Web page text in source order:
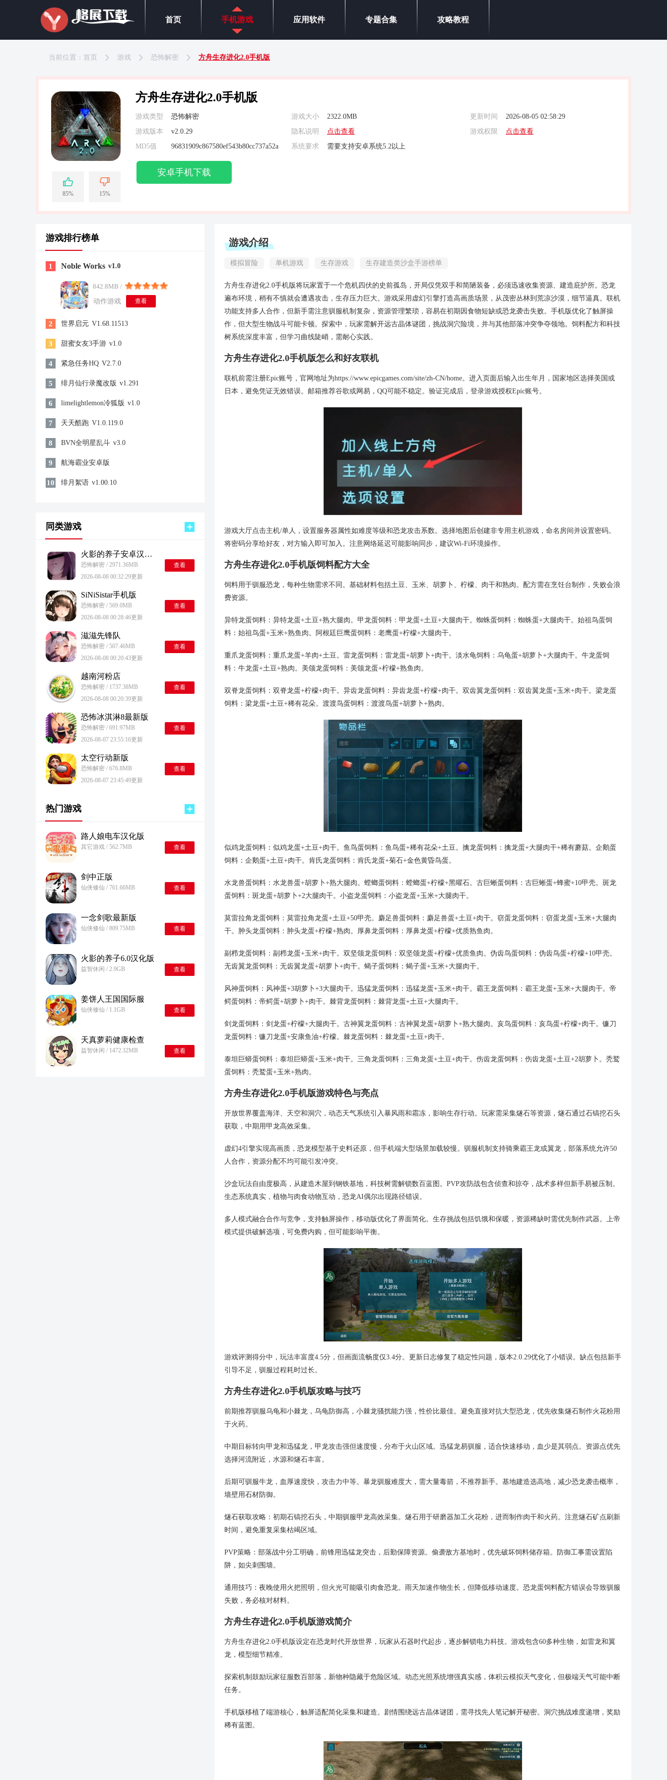
首页 手机游戏 应用软件 专题合集 攻略教程
当前位置： 首页 游戏 恐怖解密 方舟生存进化2.0手机版
85% 15%
方舟生存进化2.0手机版
游戏类型 恐怖解密 游戏大小 2322.0MB 更新时间
2026-08-05 02:58:29
游戏版本
v2.0.29 隐私说明 点击查看 游戏权限
点击查看
MD5值
96831909c867580ef543b80cc737a52a 系统要求 需要支持安卓系统5.2以上
安卓手机下载
游戏排行榜单
1 Noble Works v1.0
842.8MB /
动作游戏
查看
2 世界启元 V1.68.11513
3 甜蜜女友3手游 v1.0
4 紧急任务HQ V2.7.0
5 绯月仙行录魔改版 v1.291
6 limelightlemon冷狐版 v1.0
7 天天酷跑 V1.0.119.0
8 BVN全明星乱斗 v3.0
9 航海霸业安卓版
10 绯月絮语 v1.00.10
同类游戏
火影的养子安卓汉化版
恐怖解密 / 2971.36MB
2026-08-08 00:32:29更新
查看
SiNiSistar手机版
恐怖解密 / 569.0MB
2026-08-08 00:28:46更新
查看
滋滋先锋队
恐怖解密 / 507.46MB
2026-08-08 00:20:43更新
查看
越南河粉店
恐怖解密 / 1737.38MB
2026-08-08 00:20:39更新
查看
恐怖冰淇淋8最新版
恐怖解密 / 691.97MB
2026-08-07 23:55:16更新
查看
太空行动新版
恐怖解密 / 676.8MB
2026-08-07 23:45:49更新
查看
热门游戏
路人娘电车汉化版
其它游戏 / 562.7MB 查看
剑中正版
仙侠修仙 / 761.66MB 查看
一念剑歌最新版
仙侠修仙 / 809.75MB 查看
火影的养子6.0汉化版
益智休闲 / 2.9GB 查看
姜饼人王国国际服
仙侠修仙 / 1.1GB 查看
天真萝莉健康检查
益智休闲 / 1472.32MB 查看
游戏介绍
模拟冒险 单机游戏 生存游戏 生存建造类沙盒手游榜单
方舟生存进化2.0手机版将玩家置于一个危机四伏的史前孤岛，开局仅凭双手和简陋装备，必须迅速收集资源、建造庇护所。恐龙
遍布环境，稍有不慎就会遭遇攻击，生存压力巨大。游戏采用虚幻引擎打造高画质场景，从茂密丛林到荒凉沙漠，细节逼真。联机
功能支持多人合作，但新手需注意驯服机制复杂，资源管理繁琐，容易在初期因食物短缺或恐龙袭击失败。手机版优化了触屏操
作，但大型生物战斗可能卡顿。探索中，玩家需解开远古晶体谜团，挑战洞穴险境，并与其他部落冲突争夺领地。饲料配方和科技
树系统深度丰富，但学习曲线陡峭，需耐心实践。
方舟生存进化2.0手机版怎么和好友联机
联机前需注册Epic账号，官网地址为https://www.epicgames.com/site/zh-CN/home。进入页面后输入出生年月，国家地区选择美国或
日本，避免凭证无效错误。邮箱推荐谷歌或网易，QQ可能不稳定。验证完成后，登录游戏授权Epic账号。
游戏大厅点击主机/单人，设置服务器属性如难度等级和恐龙攻击系数。选择地图后创建非专用主机游戏，命名房间并设置密码。
将密码分享给好友，对方输入即可加入。注意网络延迟可能影响同步，建议Wi-Fi环境操作。
方舟生存进化2.0手机版饲料配方大全
饲料用于驯服恐龙，每种生物需求不同。基础材料包括土豆、玉米、胡萝卜、柠檬、肉干和熟肉。配方需在烹饪台制作，失败会浪
费资源。
异特龙蛋饲料：异特龙蛋+土豆+熟大腿肉。甲龙蛋饲料：甲龙蛋+土豆+大腿肉干。蜘蛛蛋饲料：蜘蛛蛋+大腿肉干。始祖鸟蛋饲
料：始祖鸟蛋+玉米+熟鱼肉。阿根廷巨鹰蛋饲料：老鹰蛋+柠檬+大腿肉干。
重爪龙蛋饲料：重爪龙蛋+羊肉+土豆。雷龙蛋饲料：雷龙蛋+胡萝卜+肉干。淡水龟饲料：乌龟蛋+胡萝卜+大腿肉干。牛龙蛋饲
料：牛龙蛋+土豆+熟肉。美颌龙蛋饲料：美颌龙蛋+柠檬+熟鱼肉。
双脊龙蛋饲料：双脊龙蛋+柠檬+肉干。异齿龙蛋饲料：异齿龙蛋+柠檬+肉干。双齿翼龙蛋饲料：双齿翼龙蛋+玉米+肉干。梁龙蛋
饲料：梁龙蛋+土豆+稀有花朵。渡渡鸟蛋饲料：渡渡鸟蛋+胡萝卜+熟肉。
似鸡龙蛋饲料：似鸡龙蛋+土豆+肉干。鱼鸟蛋饲料：鱼鸟蛋+稀有花朵+土豆。擒龙蛋饲料：擒龙蛋+大腿肉干+稀有蘑菇。企鹅蛋
饲料：企鹅蛋+土豆+肉干。肯氏龙蛋饲料：肯氏龙蛋+菊石+金色黄昏鸟蛋。
水龙兽蛋饲料：水龙兽蛋+胡萝卜+熟大腿肉。螳螂蛋饲料：螳螂蛋+柠檬+黑曜石。古巨蜥蛋饲料：古巨蜥蛋+蜂蜜+10甲壳。斑龙
蛋饲料：斑龙蛋+胡萝卜+2大腿肉干。小盗龙蛋饲料：小盗龙蛋+玉米+大腿肉干。
莫雷拉角龙蛋饲料：莫雷拉角龙蛋+土豆+50甲壳。麝足兽蛋饲料：麝足兽蛋+土豆+肉干。窃蛋龙蛋饲料：窃蛋龙蛋+玉米+大腿肉
干。肿头龙蛋饲料：肿头龙蛋+柠檬+熟肉。厚鼻龙蛋饲料：厚鼻龙蛋+柠檬+优质熟鱼肉。
副栉龙蛋饲料：副栉龙蛋+玉米+肉干。双坚颌龙蛋饲料：双坚颌龙蛋+柠檬+优质鱼肉。伪齿鸟蛋饲料：伪齿鸟蛋+柠檬+10甲壳。
无齿翼龙蛋饲料：无齿翼龙蛋+胡萝卜+肉干。蝎子蛋饲料：蝎子蛋+玉米+大腿肉干。
风神蛋饲料：风神蛋+3胡萝卜+3大腿肉干。迅猛龙蛋饲料：迅猛龙蛋+玉米+肉干。霸王龙蛋饲料：霸王龙蛋+玉米+大腿肉干。帝
鳄蛋饲料：帝鳄蛋+胡萝卜+肉干。棘背龙蛋饲料：棘背龙蛋+土豆+大腿肉干。
剑龙蛋饲料：剑龙蛋+柠檬+大腿肉干。古神翼龙蛋饲料：古神翼龙蛋+胡萝卜+熟大腿肉。亥鸟蛋饲料：亥鸟蛋+柠檬+肉干。镰刀
龙蛋饲料：镰刀龙蛋+安康鱼油+柠檬。棘龙蛋饲料：棘龙蛋+土豆+肉干。
泰坦巨蟒蛋饲料：泰坦巨蟒蛋+玉米+肉干。三角龙蛋饲料：三角龙蛋+土豆+肉干。伤齿龙蛋饲料：伤齿龙蛋+土豆+2胡萝卜。秃鹫
蛋饲料：秃鹫蛋+玉米+熟肉。
方舟生存进化2.0手机版游戏特色与亮点
开放世界覆盖海洋、天空和洞穴，动态天气系统引入暴风雨和霜冻，影响生存行动。玩家需采集燧石等资源，燧石通过石镐挖石头
获取，中期用甲龙高效采集。
虚幻4引擎实现高画质，恐龙模型基于史料还原，但手机端大型场景加载较慢。驯服机制支持骑乘霸王龙或翼龙，部落系统允许50
人合作，资源分配不均可能引发冲突。
沙盒玩法自由度极高，从建造木屋到钢铁基地，科技树需解锁数百蓝图。PVP攻防战包含侦查和掠夺，战术多样但新手易被压制。
生态系统真实，植物与肉食动物互动，恐龙AI偶尔出现路径错误。
多人模式融合合作与竞争，支持触屏操作，移动版优化了界面简化。生存挑战包括饥饿和保暖，资源稀缺时需优先制作武器。上帝
模式提供破解选项，可免费内购，但可能影响平衡。
游戏评测得分中，玩法丰富度4.5分，但画面流畅度仅3.4分。更新日志修复了稳定性问题，版本2.0.29优化了小错误。缺点包括新手
引导不足，驯服过程耗时过长。
方舟生存进化2.0手机版攻略与技巧
前期推荐驯服乌龟和小棘龙，乌龟防御高，小棘龙骚扰能力强，性价比最佳。避免直接对抗大型恐龙，优先收集燧石制作火花粉用
于火药。
中期目标转向甲龙和迅猛龙，甲龙攻击强但速度慢，分布于火山区域。迅猛龙易驯服，适合快速移动，血少是其弱点。资源点优先
选择河流附近，水源和燧石丰富。
后期可驯服牛龙，血厚速度快，攻击力中等。暴龙驯服难度大，需大量毒箭，不推荐新手。基地建造选高地，减少恐龙袭击概率，
墙壁用石材防御。
燧石获取攻略：初期石镐挖石头，中期驯服甲龙高效采集。燧石用于研磨器加工火花粉，进而制作肉干和火药。注意燧石矿点刷新
时间，避免重复采集枯竭区域。
PVP策略：部落战中分工明确，前锋用迅猛龙突击，后勤保障资源。偷袭敌方基地时，优先破坏饲料储存箱。防御工事需设置陷
阱，如尖刺围墙。
通用技巧：夜晚使用火把照明，但火光可能吸引肉食恐龙。雨天加速作物生长，但降低移动速度。恐龙蛋饲料配方错误会导致驯服
失败，务必核对材料。
方舟生存进化2.0手机版游戏简介
方舟生存进化2.0手机版设定在恐龙时代开放世界，玩家从石器时代起步，逐步解锁电力科技。游戏包含60多种生物，如雷龙和翼
龙，模型细节精准。
探索机制鼓励玩家征服数百部落，新物种隐藏于危险区域。动态光照系统增强真实感，体积云模拟天气变化，但极端天气可能中断
任务。
手机版移植了端游核心，触屏适配简化采集和建造。剧情围绕远古晶体谜团，需寻找先人笔记解开秘密。洞穴挑战难度递增，奖励
稀有蓝图。